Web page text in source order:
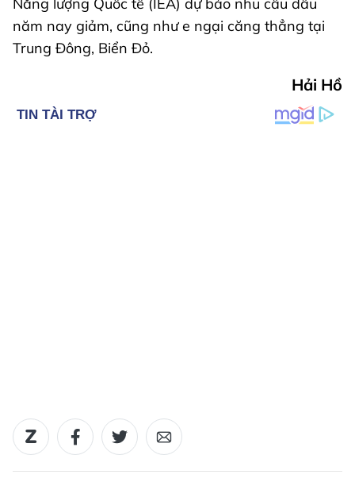
năm nay giảm, cũng như e ngại căng thẳng tại
Trung Đông, Biển Đỏ.
Hải Hồ